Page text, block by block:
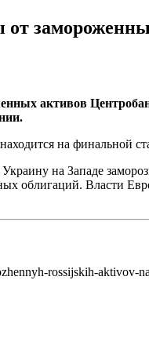
от
активов
на финальной
на Западе
облигаций. Власти
rossijskih-aktivov-